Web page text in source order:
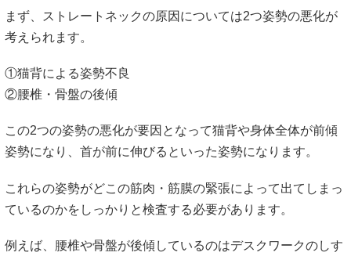
まず、ストレートネックの原因については2つ姿勢の悪化が
考えられます。
①猫背による姿勢不良
②腰椎・骨盤の後傾
この2つの姿勢の悪化が要因となって猫背や身体全体が前傾
姿勢になり、首が前に伸びるといった姿勢になります。
これらの姿勢がどこの筋肉・筋膜の緊張によって出てしまっ
ているのかをしっかりと検査する必要があります。
例えば、腰椎や骨盤が後傾しているのはデスクワークのしす